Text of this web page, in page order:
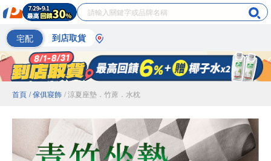
宅配 到店取貨
首頁 / 傢俱寢飾 / 涼夏座墊．竹蓆．水枕